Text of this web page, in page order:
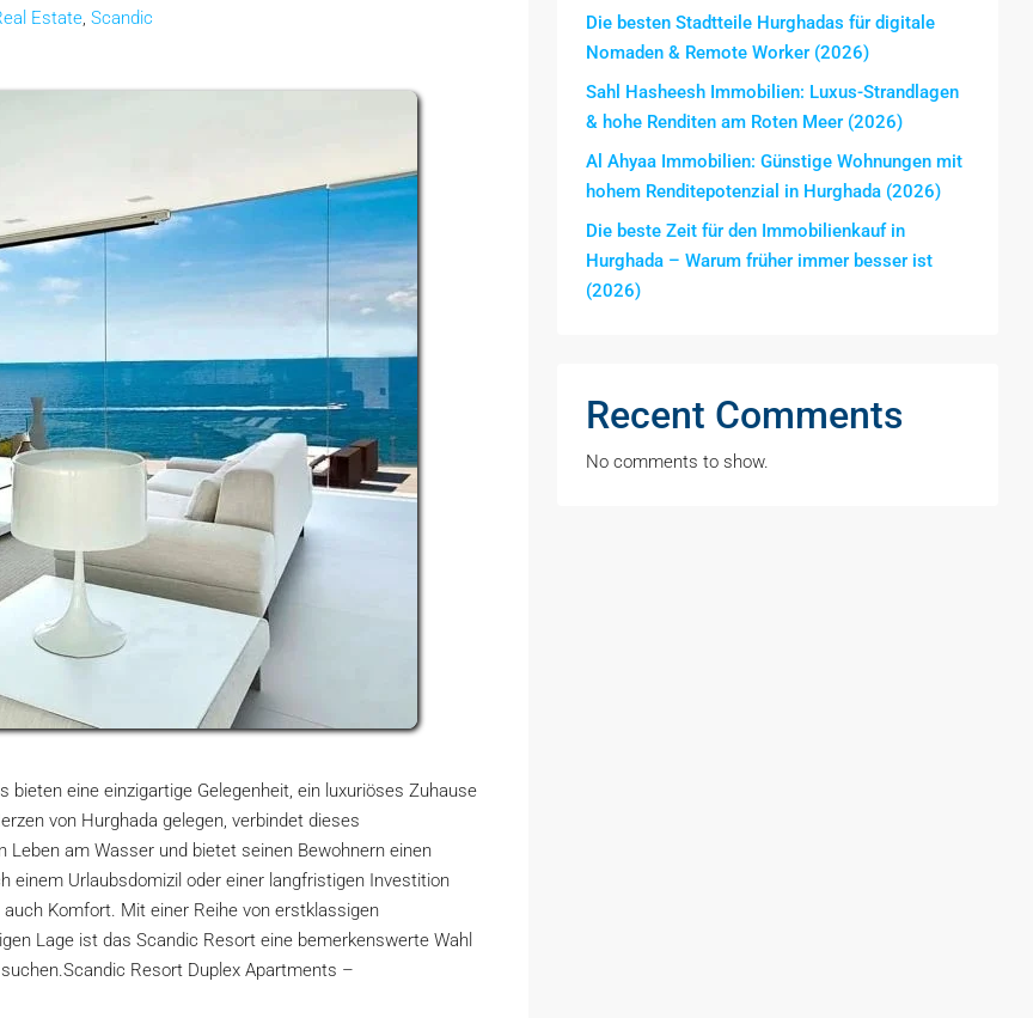
Estate, Scandic
eine einzigartige Gelegenheit, ein luxuriöses Zuhause
von Hurghada gelegen, verbindet dieses
am Wasser und bietet seinen Bewohnern einen
einem Urlaubsdomizil oder einer langfristigen Investition
Komfort. Mit einer Reihe von erstklassigen
Lage ist das Scandic Resort eine bemerkenswerte Wahl
Resort Duplex Apartments –
Die besten Stadtteile Hurghadas für digitale
Nomaden & Remote Worker (2026)
Sahl Hasheesh Immobilien: Luxus-Strandlagen
& hohe Renditen am Roten Meer (2026)
Al Ahyaa Immobilien: Günstige Wohnungen mit
hohem Renditepotenzial in Hurghada (2026)
Die beste Zeit für den Immobilienkauf in
Hurghada – Warum früher immer besser ist
(2026)
Recent Comments
No comments to show.